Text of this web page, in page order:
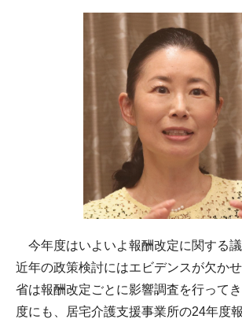
今年度はいよいよ報酬改定に関する議
近年の政策検討にはエビデンスが欠か
省は報酬改定ごとに影響調査を行って
度にも、居宅介護支援事業所の24年度